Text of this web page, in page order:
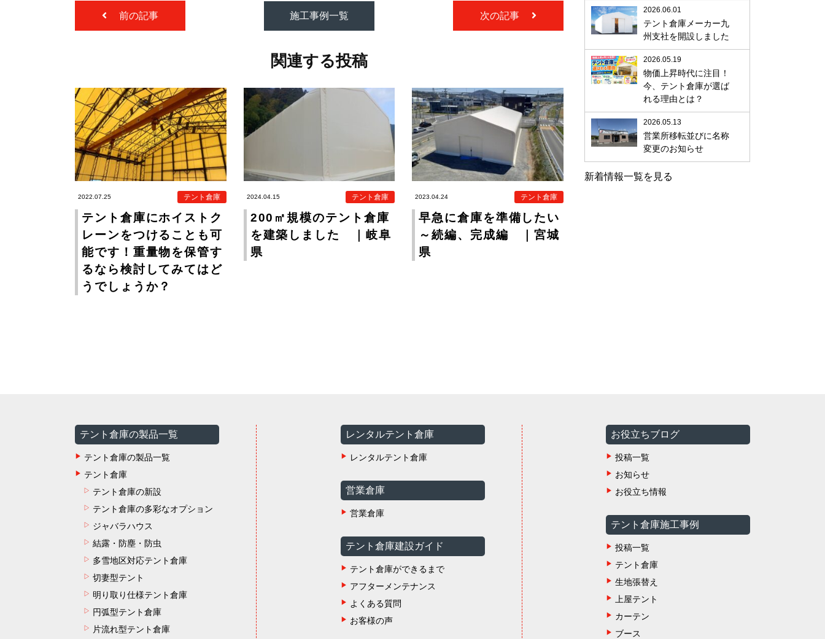
前の記事 次の記事
施工事例一覧
関連する投稿
2022.07.25 テント倉庫
テント倉庫にホイストク
レーンをつけることも可
能です！重量物を保管す
るなら検討してみてはど
うでしょうか？
2024.04.15 テント倉庫
200㎡規模のテント倉庫
を建築しました ｜岐阜
県
2023.04.24 テント倉庫
早急に倉庫を準備したい
～続編、完成編 ｜宮城
県
2026.06.01
テント倉庫メーカー九
州支社を開設しました
2026.05.19
物価上昇時代に注目！
今、テント倉庫が選ば
れる理由とは？
2026.05.13
営業所移転並びに名称
変更のお知らせ
新着情報一覧を見る
テント倉庫の製品一覧
テント倉庫の製品一覧
テント倉庫
テント倉庫の新設
テント倉庫の多彩なオプション
ジャバラハウス
結露・防塵・防虫
多雪地区対応テント倉庫
切妻型テント
明り取り仕様テント倉庫
円弧型テント倉庫
片流れ型テント倉庫
レンタルテント倉庫
レンタルテント倉庫
営業倉庫
営業倉庫
テント倉庫建設ガイド
テント倉庫ができるまで
アフターメンテナンス
よくある質問
お客様の声
お役立ちブログ
投稿一覧
お知らせ
お役立ち情報
テント倉庫施工事例
投稿一覧
テント倉庫
生地張替え
上屋テント
カーテン
ブース